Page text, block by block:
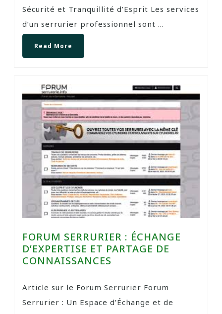
Sécurité et Tranquillité d’Esprit Les services
d’un serrurier professionnel sont ...
Read More
FORUM SERRURIER : ÉCHANGE
D’EXPERTISE ET PARTAGE DE
CONNAISSANCES
Article sur le Forum Serrurier Forum
Serrurier : Un Espace d’Échange et de